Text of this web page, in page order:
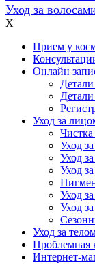
Уход за
X
Прием у
Онлайн
Уход за
Уход
Уход
Уход
Уход
Уход
Уход за
Проблемная
Интернет-